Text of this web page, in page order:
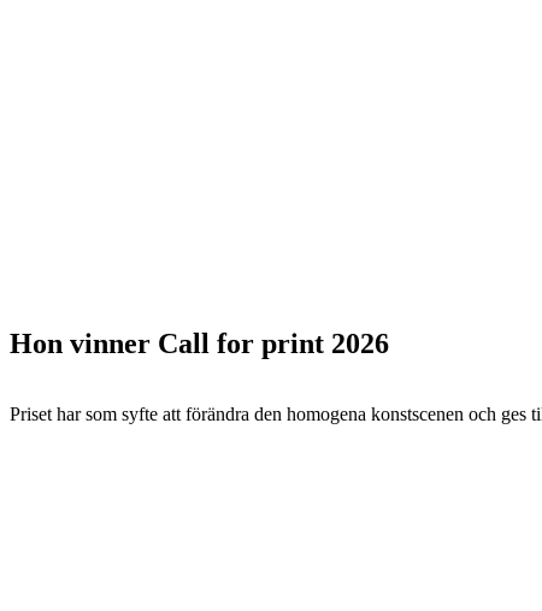
Hon vinner Call for print 2026
Priset har som syfte att förändra den homogena konstscenen och